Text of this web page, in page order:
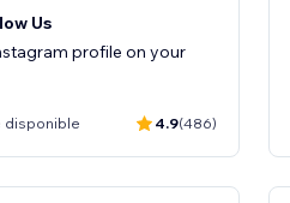
Us
profile on your
disponible 4.9(486)